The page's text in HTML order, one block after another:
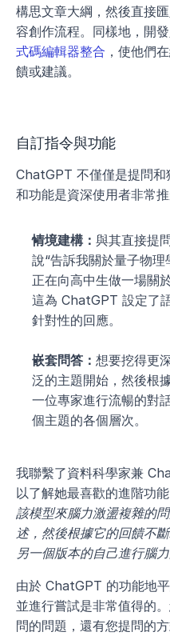
構思文章大綱，然後直接
容創作流程。同樣地，開
式碼編輯器整合 ，使他們
饋或建議。
自訂指令與功能
ChatGPT 不僅僅是提問和
和功能是資深使用者非常
情境建構： 與其直接提
說“告訴我關於量子物
正在向高中生做一場關
這為 ChatGPT 設定了
針對性的回應。
嵌套問答： 想要挖得更
泛的主題開始，然後根
一位專家進行流暢的對
個主題的各個層次。
我聯繫了資料科學家兼
以了解她最喜歡的進階功
該模型來腦力激盪複雜的
述，然後根據它的回饋不
另一個版本的自己進行腦
由於 ChatGPT 的功能地
並進行嘗試是非常值得的
問的問題，還有您提問的